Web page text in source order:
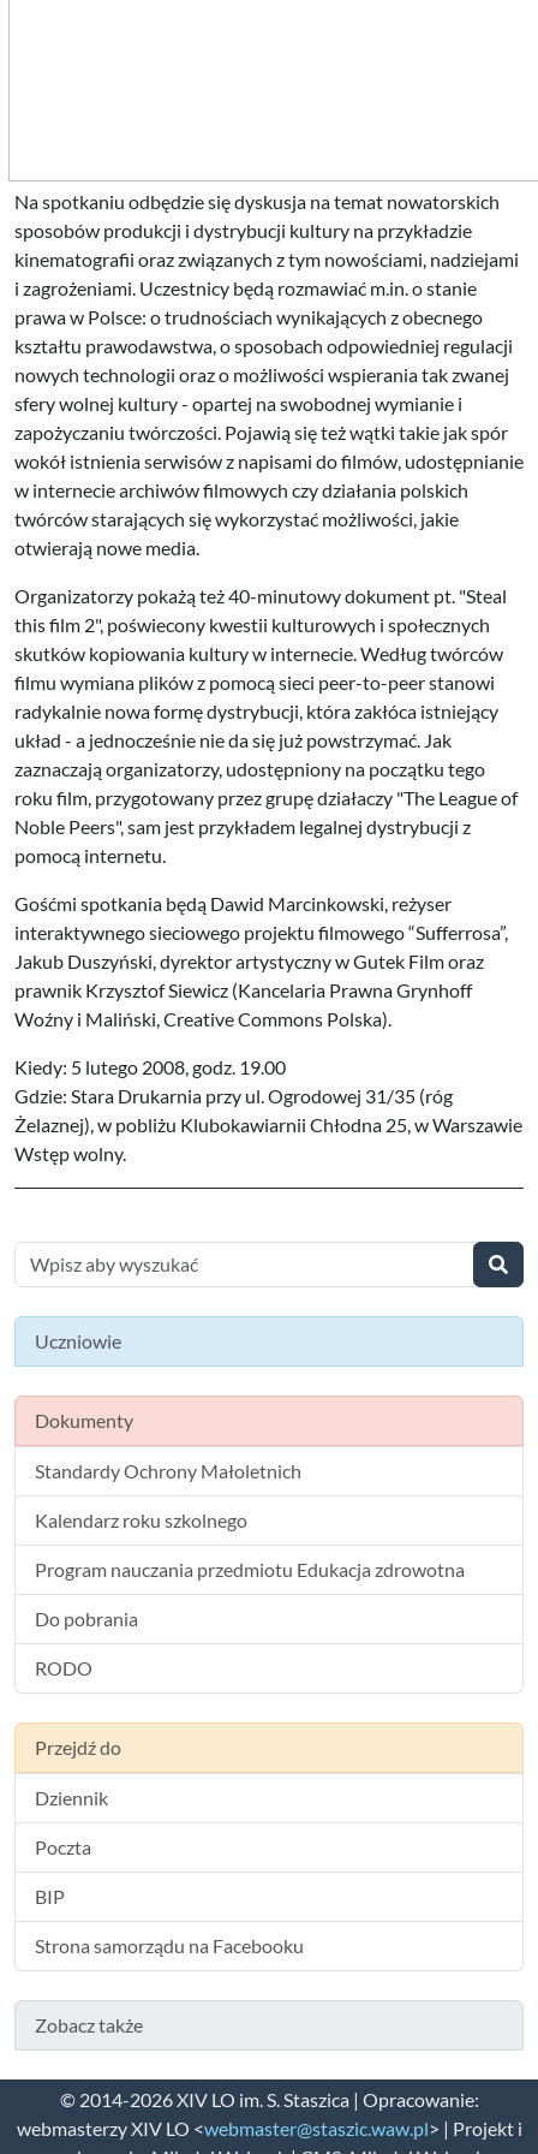
Na spotkaniu odbędzie się dyskusja na temat nowatorskich
sposobów produkcji i dystrybucji kultury na przykładzie
kinematografii oraz związanych z tym nowościami, nadziejami
i zagrożeniami. Uczestnicy będą rozmawiać m.in. o stanie
prawa w Polsce: o trudnościach wynikających z obecnego
kształtu prawodawstwa, o sposobach odpowiedniej regulacji
nowych technologii oraz o możliwości wspierania tak zwanej
sfery wolnej kultury - opartej na swobodnej wymianie i
zapożyczaniu twórczości. Pojawią się też wątki takie jak spór
wokół istnienia serwisów z napisami do filmów, udostępnianie
w internecie archiwów filmowych czy działania polskich
twórców starających się wykorzystać możliwości, jakie
otwierają nowe media.
Organizatorzy pokażą też 40-minutowy dokument pt. "Steal
this film 2", poświecony kwestii kulturowych i społecznych
skutków kopiowania kultury w internecie. Według twórców
filmu wymiana plików z pomocą sieci peer-to-peer stanowi
radykalnie nowa formę dystrybucji, która zakłóca istniejący
układ - a jednocześnie nie da się już powstrzymać. Jak
zaznaczają organizatorzy, udostępniony na początku tego
roku film, przygotowany przez grupę działaczy "The League of
Noble Peers", sam jest przykładem legalnej dystrybucji z
pomocą internetu.
Gośćmi spotkania będą Dawid Marcinkowski, reżyser
interaktywnego sieciowego projektu filmowego “Sufferrosa”,
Jakub Duszyński, dyrektor artystyczny w Gutek Film oraz
prawnik Krzysztof Siewicz (Kancelaria Prawna Grynhoff
Woźny i Maliński, Creative Commons Polska).
Kiedy: 5 lutego 2008, godz. 19.00
Gdzie: Stara Drukarnia przy ul. Ogrodowej 31/35 (róg
Żelaznej), w pobliżu Klubokawiarnii Chłodna 25, w Warszawie
Wstęp wolny.
Uczniowie
Dokumenty
Standardy Ochrony Małoletnich
Kalendarz roku szkolnego
Program nauczania przedmiotu Edukacja zdrowotna
Do pobrania
RODO
Przejdź do
Dziennik
Poczta
BIP
Strona samorządu na Facebooku
Zobacz także
© 2014-2026 XIV LO im. S. Staszica | Opracowanie:
webmasterzy XIV LO <webmaster@staszic.waw.pl> | Projekt i